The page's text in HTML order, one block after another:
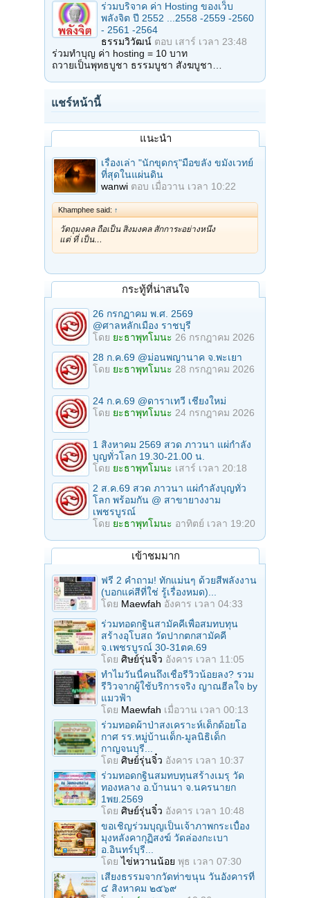
ร่วมบริจาค ค่า Hosting ของเว็บ
พลังจิต ปี 2552 ...2558 -2559 -2560
- 2561 -2564
ธรรมวิวัฒน์ ตอบ เสาร์ เวลา 23:48
ร่วมทำบุญ ค่า hosting = 10 บาท
ถวายเป็นพุทธบูชา ธรรมบูชา สังฆบูชา…
แชร์หน้านี้
แนะนำ
เรื่องเล่า "นักขุดกรุ"มือขลัง ขมังเวทย์
ที่สุดในแผ่นดิน
wanwi ตอบ เมื่อวาน เวลา 10:22
Khamphee said: ↑
วัตถุมงคล ถือเป็น สิ่งมงคล สักการะอย่างหนึ่ง
แต่ ที่ เป็น…
กระทู้ที่น่าสนใจ
26 กรกฏาคม พ.ศ. 2569
@ศาลหลักเมือง ราชบุรี
โดย ยะธาพุทโมนะ 26 กรกฎาคม 2026
28 ก.ค.69 @ม่อนพญานาค จ.พะเยา
โดย ยะธาพุทโมนะ 28 กรกฎาคม 2026
24 ก.ค.69 @ดาราเทวี เชียงใหม่
โดย ยะธาพุทโมนะ 24 กรกฎาคม 2026
1 สิงหาคม 2569 สวด ภาวนา แผ่กำลัง
บุญทั่วโลก 19.30-21.00 น.
โดย ยะธาพุทโมนะ เสาร์ เวลา 20:18
2 ส.ค.69 สวด ภาวนา แผ่กำลังบุญทั่ว
โลก พร้อมกัน @ สาขายางงาม
เพชรบูรณ์
โดย ยะธาพุทโมนะ อาทิตย์ เวลา 19:20
เข้าชมมาก
ฟรี 2 คำถาม! ทักแม่นๆ ด้วยสีพลังงาน
(บอกแค่สีที่ใช่ รู้เรื่องหมด)...
โดย Maewfah อังคาร เวลา 04:33
ร่วมทอดกฐินสามัคคีเพื่อสมทบทุน
สร้างอุโบสถ วัดปากตกสามัคคี
จ.เพชรบูรณ์ 30-31ตค.69
โดย ศิษย์รุ่นจิ๋ว อังคาร เวลา 11:05
ทำไมวันนี้คนถึงเชื่อรีวิวน้อยลง? รวม
รีวิวจากผู้ใช้บริการจริง ญาณฮีลใจ by
แมวฟ้า
โดย Maewfah เมื่อวาน เวลา 00:13
ร่วมทอดผ้าป่าสงเคราะห์เด็กด้อยโอ
กาศ รร.หมู่บ้านเด็ก-มูลนิธิเด็ก
กาญจนบุรี...
โดย ศิษย์รุ่นจิ๋ว อังคาร เวลา 10:37
ร่วมทอดกฐินสมทบทุนสร้างเมรุ วัด
ทองหลาง อ.บ้านนา จ.นครนายก
1พย.2569
โดย ศิษย์รุ่นจิ๋ว อังคาร เวลา 10:48
ขอเชิญร่วมบุญเป็นเจ้าภาพกระเบื้อง
มุงหลังคากุฏิสงฆ์ วัดล่องกะเบา
อ.อินทร์บุรี...
โดยไข่หวานน้อย พุธ เวลา 07:30
เสียงธรรมจากวัดท่าขนุน วันอังคารที่
๔ สิงหาคม ๒๕๖๙